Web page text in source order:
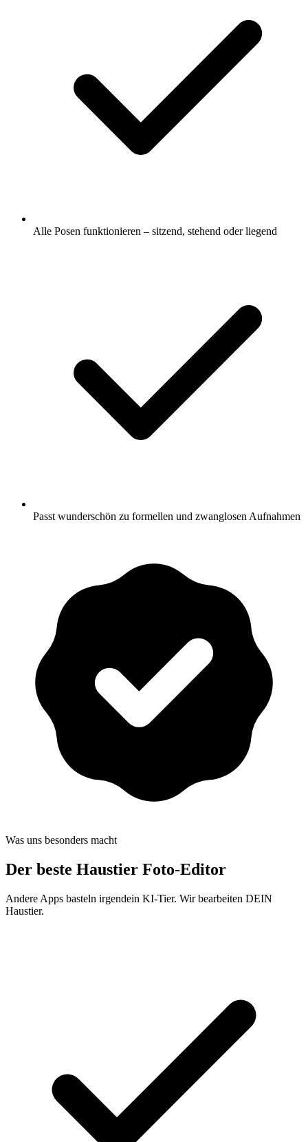
Alle Posen funktionieren – sitzend, stehend oder liegend
Passt wunderschön zu formellen und zwanglosen Aufnahmen
Was uns besonders macht
Der beste Haustier Foto-Editor
Andere Apps basteln irgendein KI-Tier. Wir bearbeiten DEIN
Haustier.